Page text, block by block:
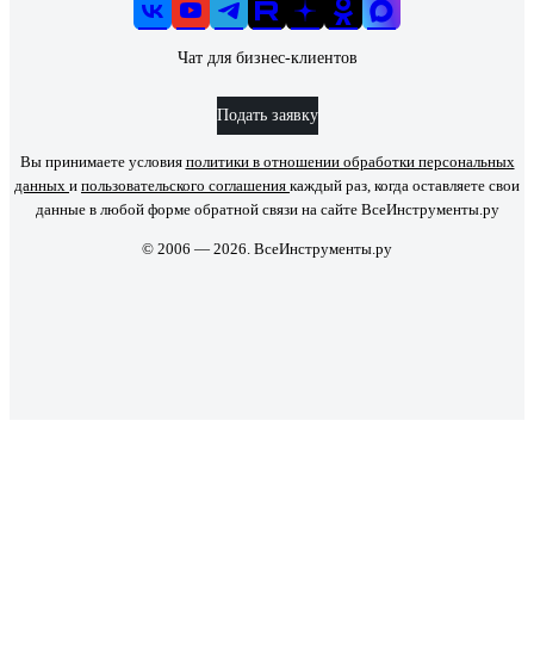
Чат для бизнес-клиентов
Подать заявку
Вы принимаете условия политики в отношении обработки персональных
данных и пользовательского соглашения каждый раз, когда оставляете свои
данные в любой форме обратной связи на сайте ВсеИнструменты.ру
© 2006 — 2026. ВсеИнструменты.ру